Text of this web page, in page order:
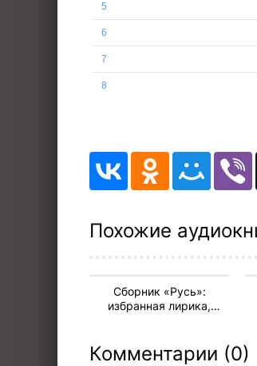
5
6
7
8
11
12
18
Похожие
Сборник «Русь»:
избранная лирика,
Комментарии (0)